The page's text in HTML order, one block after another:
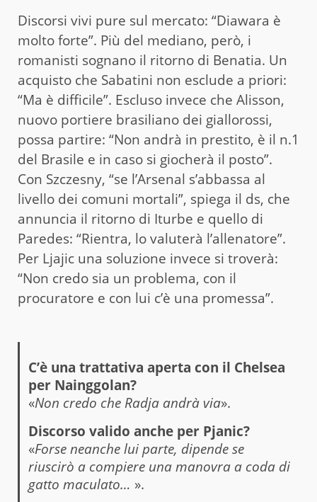
Discorsi vivi pure sul mercato: “Diawara è
molto forte”. Più del mediano, però, i
romanisti sognano il ritorno di Benatia. Un
acquisto che Sabatini non esclude a priori:
“Ma è difficile”. Escluso invece che Alisson,
nuovo portiere brasiliano dei giallorossi,
possa partire: “Non andrà in prestito, è il n.1
del Brasile e in caso si giocherà il posto”.
Con Szczesny, “se l’Arsenal s’abbassa al
livello dei comuni mortali”, spiega il ds, che
annuncia il ritorno di Iturbe e quello di
Paredes: “Rientra, lo valuterà l’allenatore”.
Per Ljajic una soluzione invece si troverà:
“Non credo sia un problema, con il
procuratore e con lui c’è una promessa”.
C’è una trattativa aperta con il Chelsea
per Nainggolan?
«Non credo che Radja andrà via».
Discorso valido anche per Pjanic?
«Forse neanche lui parte, dipende se
riuscirò a compiere una manovra a coda di
gatto maculato… ».